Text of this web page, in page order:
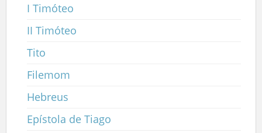
I Timóteo
II Timóteo
Tito
Filemom
Hebreus
Epístola de Tiago